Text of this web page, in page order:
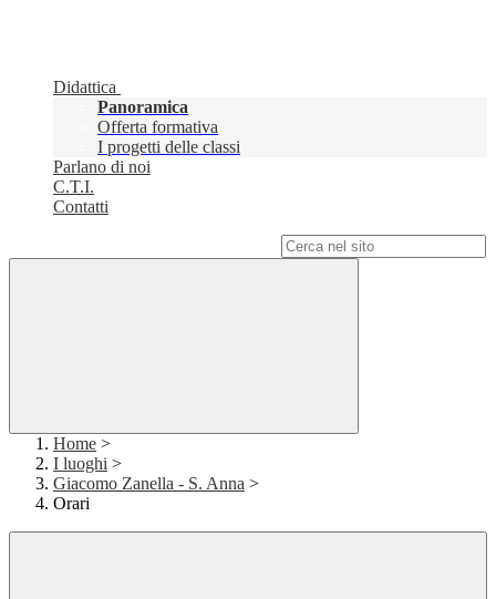
Didattica
Panoramica
Offerta formativa
I progetti delle classi
Parlano di noi
C.T.I.
Contatti
Home >
I luoghi >
Giacomo Zanella - S. Anna >
Orari